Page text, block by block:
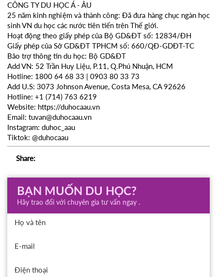
CÔNG TY DU HỌC Á - ÂU
25 năm kinh nghiệm và thành công: Đã đưa hàng chục ngàn học
sinh VN du học các nước tiên tiến trên Thế giới.
Hoạt động theo giấy phép của Bộ GD&ĐT số: 12834/ĐH
Giấy phép của Sở GD&ĐT TPHCM số: 660/QĐ-GDĐT-TC
Bảo trợ thông tin du học: Bộ GD&ĐT
Add VN: 52 Trần Huy Liệu, P.11, Q.Phú Nhuận, HCM
Hotline: 1800 64 68 33 | 0903 80 33 73
Add U.S: 3073 Johnson Avenue, Costa Mesa, CA 92626
Hotline: +1 (714) 763 6219
Website: https://duhocaau.vn
Email: tuvan@duhocaau.vn
Instagram: duhoc_aau
Tiktok: @duhocaau
Share:
BẠN MUỐN DU HỌC?
Hãy trao đổi với chuyên gia tư vấn ngay .
Họ và tên
E-mail
Điện thoại